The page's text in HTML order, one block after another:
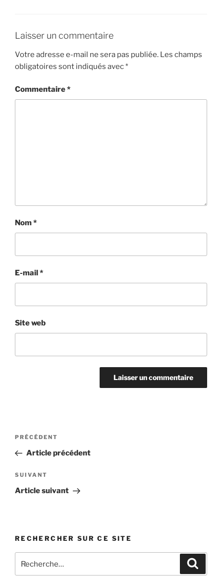
Laisser un commentaire
Votre adresse e-mail ne sera pas publiée. Les champs
obligatoires sont indiqués avec*
Commentaire*
Nom*
E-mail *
Site web
Navigation
l’article
Article
précédent
PRÉCÉDENT
Article précédent
Article
suivant
SUIVANT
Article suivant
RECHERCHER SUR CE SITE
pour